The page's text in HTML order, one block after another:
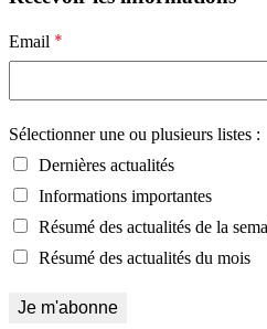
Email *
Sélectionner une ou plusieurs listes :
Dernières actualités
Informations importantes
Résumé des actualités de la
Résumé des actualités du mois